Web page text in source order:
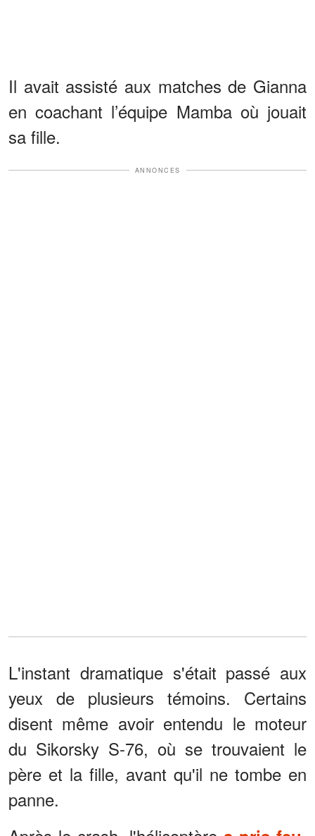
Il avait assisté aux matches de Gianna
en coachant l’équipe Mamba où jouait
sa fille.
ANNONCES
L'instant dramatique s'était passé aux
yeux de plusieurs témoins. Certains
disent même avoir entendu le moteur
du Sikorsky S-76, où se trouvaient le
père et la fille, avant qu'il ne tombe en
panne.